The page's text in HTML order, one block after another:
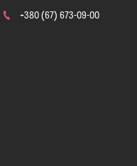
+380 (67) 673-09-00